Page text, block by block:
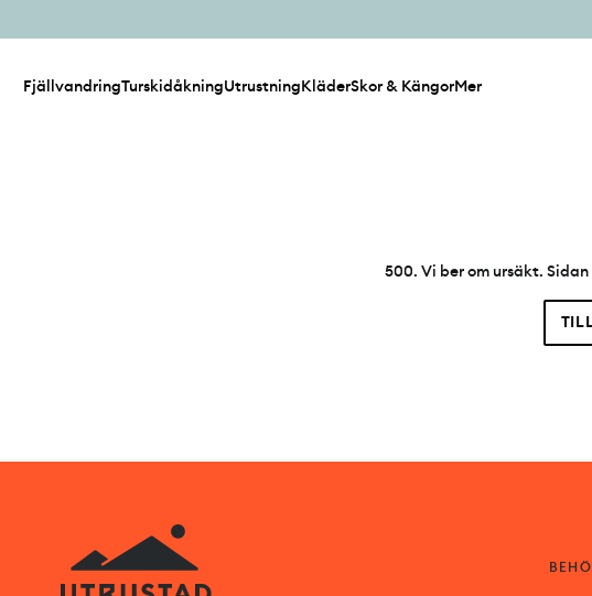
FjällvandringTurskidåkningUtrustningKläderSkor & KängorMer
500. Vi ber om ursäkt.